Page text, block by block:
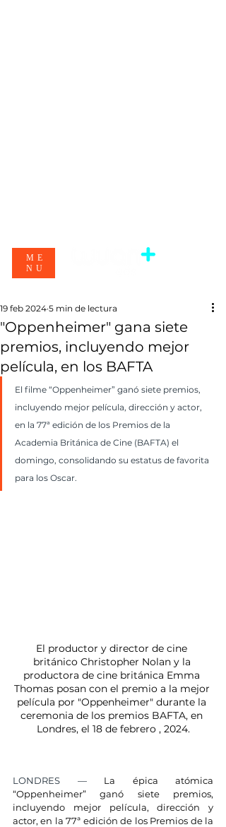
ME
NU
"Oppenheimer" gana siete
premios, incluyendo mejor
película, en los BAFTA
19 feb 2024 5 min de lectura
El filme “Oppenheimer” ganó siete premios,
incluyendo mejor película, dirección y actor,
en la 77ª edición de los Premios de la
Academia Británica de Cine (BAFTA) el
domingo, consolidando su estatus de favorita
para los Oscar.
El productor y director de cine
británico Christopher Nolan y la
productora de cine británica Emma
Thomas posan con el premio a la mejor
película por "Oppenheimer" durante la
ceremonia de los premios BAFTA, en
Londres, el 18 de febrero , 2024.
LONDRES — La épica atómica
“Oppenheimer” ganó siete premios,
incluyendo mejor película, dirección y
actor, en la 77ª edición de los Premios de la